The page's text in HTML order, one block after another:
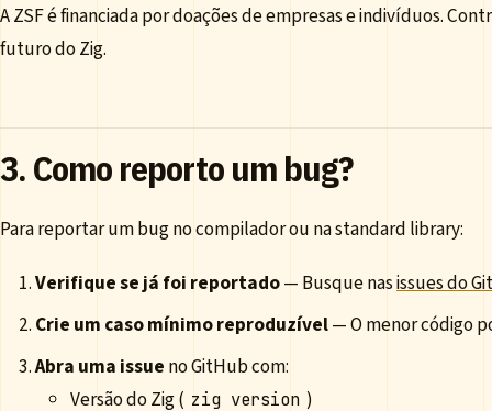
A ZSF é financiada por doações de empresas e indivíduos.
futuro do Zig.
3. Como reporto um bug?
Para reportar um bug no compilador ou na standard library:
Verifique se já foi reportado— Busque nasissues do
Crie um caso mínimo reproduzível— O menor código
Abra uma issue no GitHub com:
Versão do Zig ( zig version )